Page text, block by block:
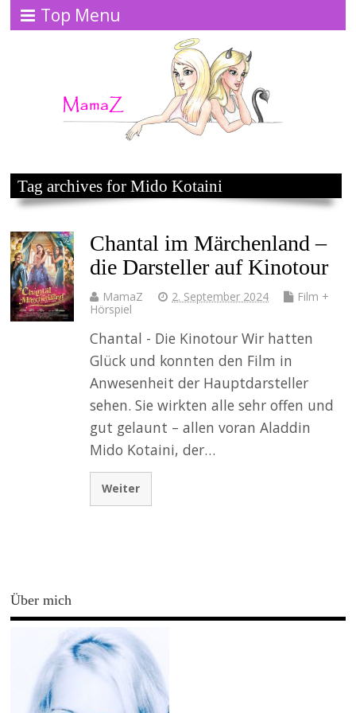
Top Menu
Tag archives for Mido Kotaini
Chantal im Märchenland –
die Darsteller auf Kinotour
MamaZ 2. September 2024
Film +
Hörspiel
Chantal - Die Kinotour Wir hatten
Glück und konnten den Film in
Anwesenheit der Hauptdarsteller
sehen. Sie wirkten alle sehr offen und
gut gelaunt – allen voran Aladdin
Mido Kotaini, der…
Weiter
Über mich